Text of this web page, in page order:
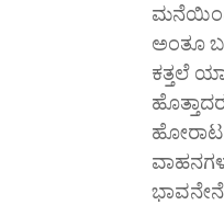
ಮನೆಯಿಂದ
ಅಂತೂ
ಕತ್ತಲೆ
ಹೋರಾಟ